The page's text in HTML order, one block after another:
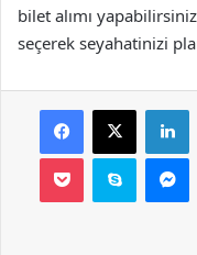
bilet alımı
seçerek seyahatinizi
Facebook
X
Pocket Skype